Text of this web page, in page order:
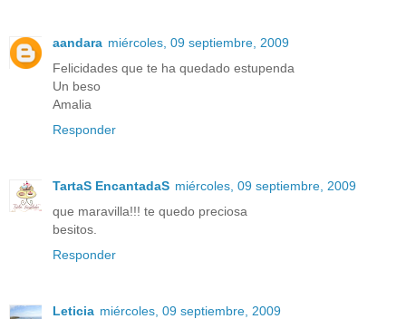
aandara miércoles, 09 septiembre, 2009
Felicidades que te ha quedado estupenda
Un beso
Amalia
Responder
TartaS EncantadaS miércoles, 09 septiembre, 2009
que maravilla!!! te quedo preciosa
besitos.
Responder
Leticia miércoles, 09 septiembre, 2009